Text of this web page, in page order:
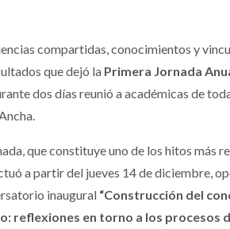
compartidas, conocimientos y
que dejó laPrimera Jornada
dos días reunió a académicas de
que constituye uno de los hitos más
a partir del jueves 14 de diciembre,
inaugural“Construcción del
reflexiones en torno a los procesos